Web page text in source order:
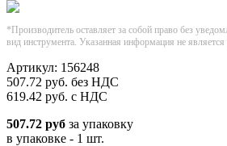
*Производитель оставляет за собой право без
вид инструмента. Указанная информация не
Артикул: 156248
507.72 руб. без НДС
619.42 руб. с НДС
507.72 руб за упаковку
в упаковке - 1 шт.